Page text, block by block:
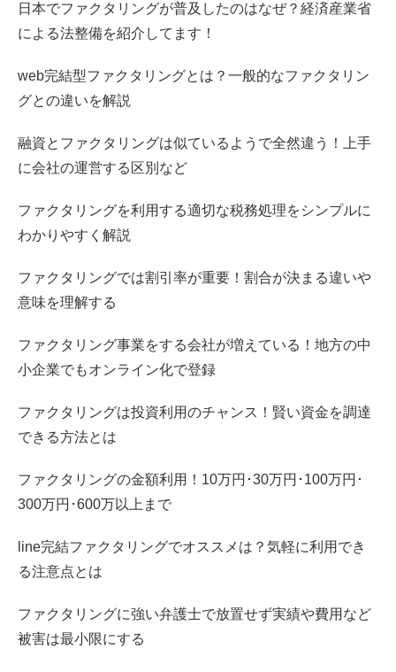
日本でファクタリングが普及したのはなぜ？経済産業省
による法整備を紹介してます！
web完結型ファクタリングとは？一般的なファクタリン
グとの違いを解説
融資とファクタリングは似ているようで全然違う！上手
に会社の運営する区別など
ファクタリングを利用する適切な税務処理をシンプルに
わかりやすく解説
ファクタリングでは割引率が重要！割合が決まる違いや
意味を理解する
ファクタリング事業をする会社が増えている！地方の中
小企業でもオンライン化で登録
ファクタリングは投資利用のチャンス！賢い資金を調達
できる方法とは
ファクタリングの金額利用！10万円･30万円･100万円･
300万円･600万以上まで
line完結ファクタリングでオススメは？気軽に利用でき
る注意点とは
ファクタリングに強い弁護士で放置せず実績や費用など
被害は最小限にする